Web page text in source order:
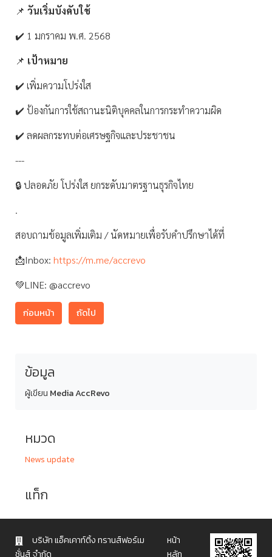
📌 วันเริ่มบังคับใช้
✔️ 1 มกราคม พ.ศ. 2568
📌 เป้าหมาย
✔️ เพิ่มความโปร่งใส
✔️ ป้องกันการใช้สถานะนิติบุคคลในการกระทำความผิด
✔️ ลดผลกระทบต่อเศรษฐกิจและประชาชน
---
🔒 ปลอดภัย โปร่งใส ยกระดับมาตรฐานธุรกิจไทย
.
สอบถามข้อมูลเพิ่มเติม / นัดหมายเพื่อรับคำปรึกษาได้ที่
📩Inbox: https://m.me/accrevo
💚LINE: @accrevo
ก่อนหน้า ถัดไป
ข้อมูล
ผู้เขียน Media AccRevo
หมวด
News update
แท็ก
บริษัท แอ็คเคาท์ติ้ง ทรานส์ฟอร์เม
ชั่นส์ จำกัด
หน้า
หลัก